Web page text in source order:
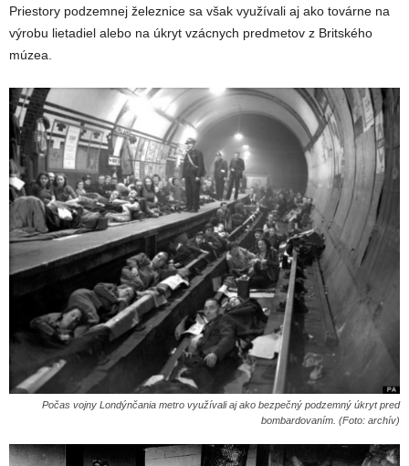
Priestory podzemnej železnice sa však využívali aj ako továrne na
výrobu lietadiel alebo na úkryt vzácnych predmetov z Britského
múzea.
Počas vojny Londýnčania metro využívali aj ako bezpečný podzemný úkryt pred
bombardovaním. (Foto: archív)